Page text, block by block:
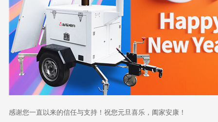
感谢您一直以来的信任与支持！祝您元旦喜乐，阖家安康！